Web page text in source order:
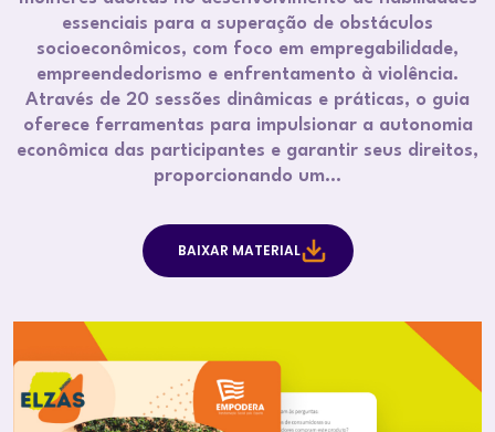
essenciais para a superação de obstáculos
socioeconômicos, com foco em empregabilidade,
empreendedorismo e enfrentamento à violência.
Através de 20 sessões dinâmicas e práticas, o guia
oferece ferramentas para impulsionar a autonomia
econômica das participantes e garantir seus direitos,
proporcionando um…
BAIXAR MATERIAL